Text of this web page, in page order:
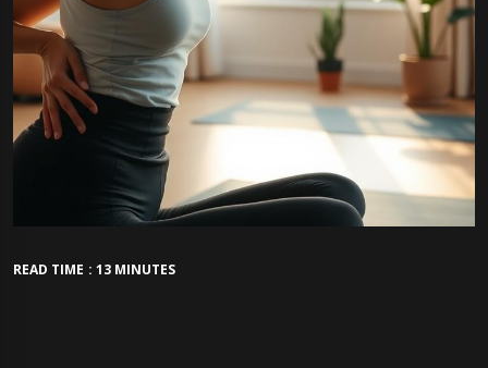
READ TIME : 13 MINUTES